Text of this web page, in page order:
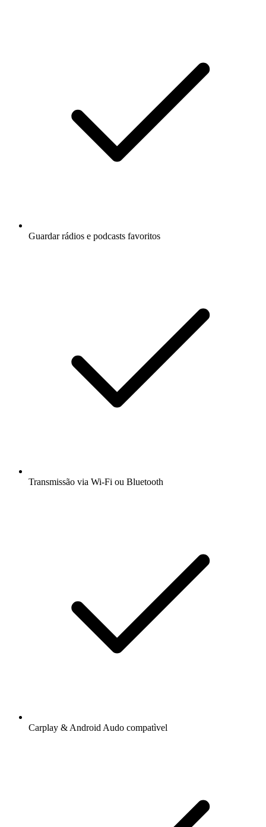
Guardar rádios e podcasts favoritos
Transmissão via Wi-Fi ou Bluetooth
Carplay & Android Audo compatìvel